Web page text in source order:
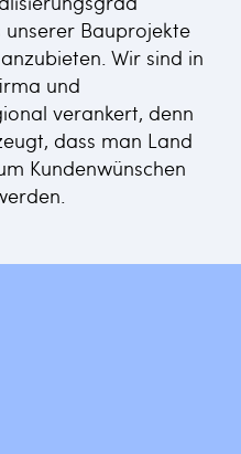
Bauprojekte
Wir sind in
und
verankert, denn
dass man Land
Kundenwünschen